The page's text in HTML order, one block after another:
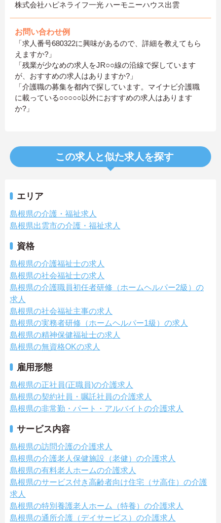
株式会社ハピネライフ一光 ハーモニーハウス出雲
お問い合わせ例
「求人番号680322に興味があるので、詳細を教えてもら
えますか?」
「残業が少なめの求人をJR○○線の沿線で探しています
が、おすすめの求人はありますか?」
「介護職の募集を都内で探しています。マイナビ介護職
に載っている○○○○○以外におすすめの求人はあります
か?」
この求人と似た求人を探す
エリア
島根県の介護・福祉求人
島根県出雲市の介護・福祉求人
資格
島根県の介護福祉士の求人
島根県の社会福祉士の求人
島根県の介護職員初任者研修（ホームヘルパー2級）の
求人
島根県の社会福祉主事の求人
島根県の実務者研修（ホームヘルパー1級）の求人
島根県の精神保健福祉士の求人
島根県の無資格OKの求人
雇用形態
島根県の正社員(正職員)の介護求人
島根県の契約社員・嘱託社員の介護求人
島根県の非常勤・パート・アルバイトの介護求人
サービス内容
島根県の訪問介護の介護求人
島根県の介護老人保健施設（老健）の介護求人
島根県の有料老人ホームの介護求人
島根県のサービス付き高齢者向け住宅（サ高住）の介護
求人
島根県の特別養護老人ホーム（特養）の介護求人
島根県の通所介護（デイサービス）の介護求人